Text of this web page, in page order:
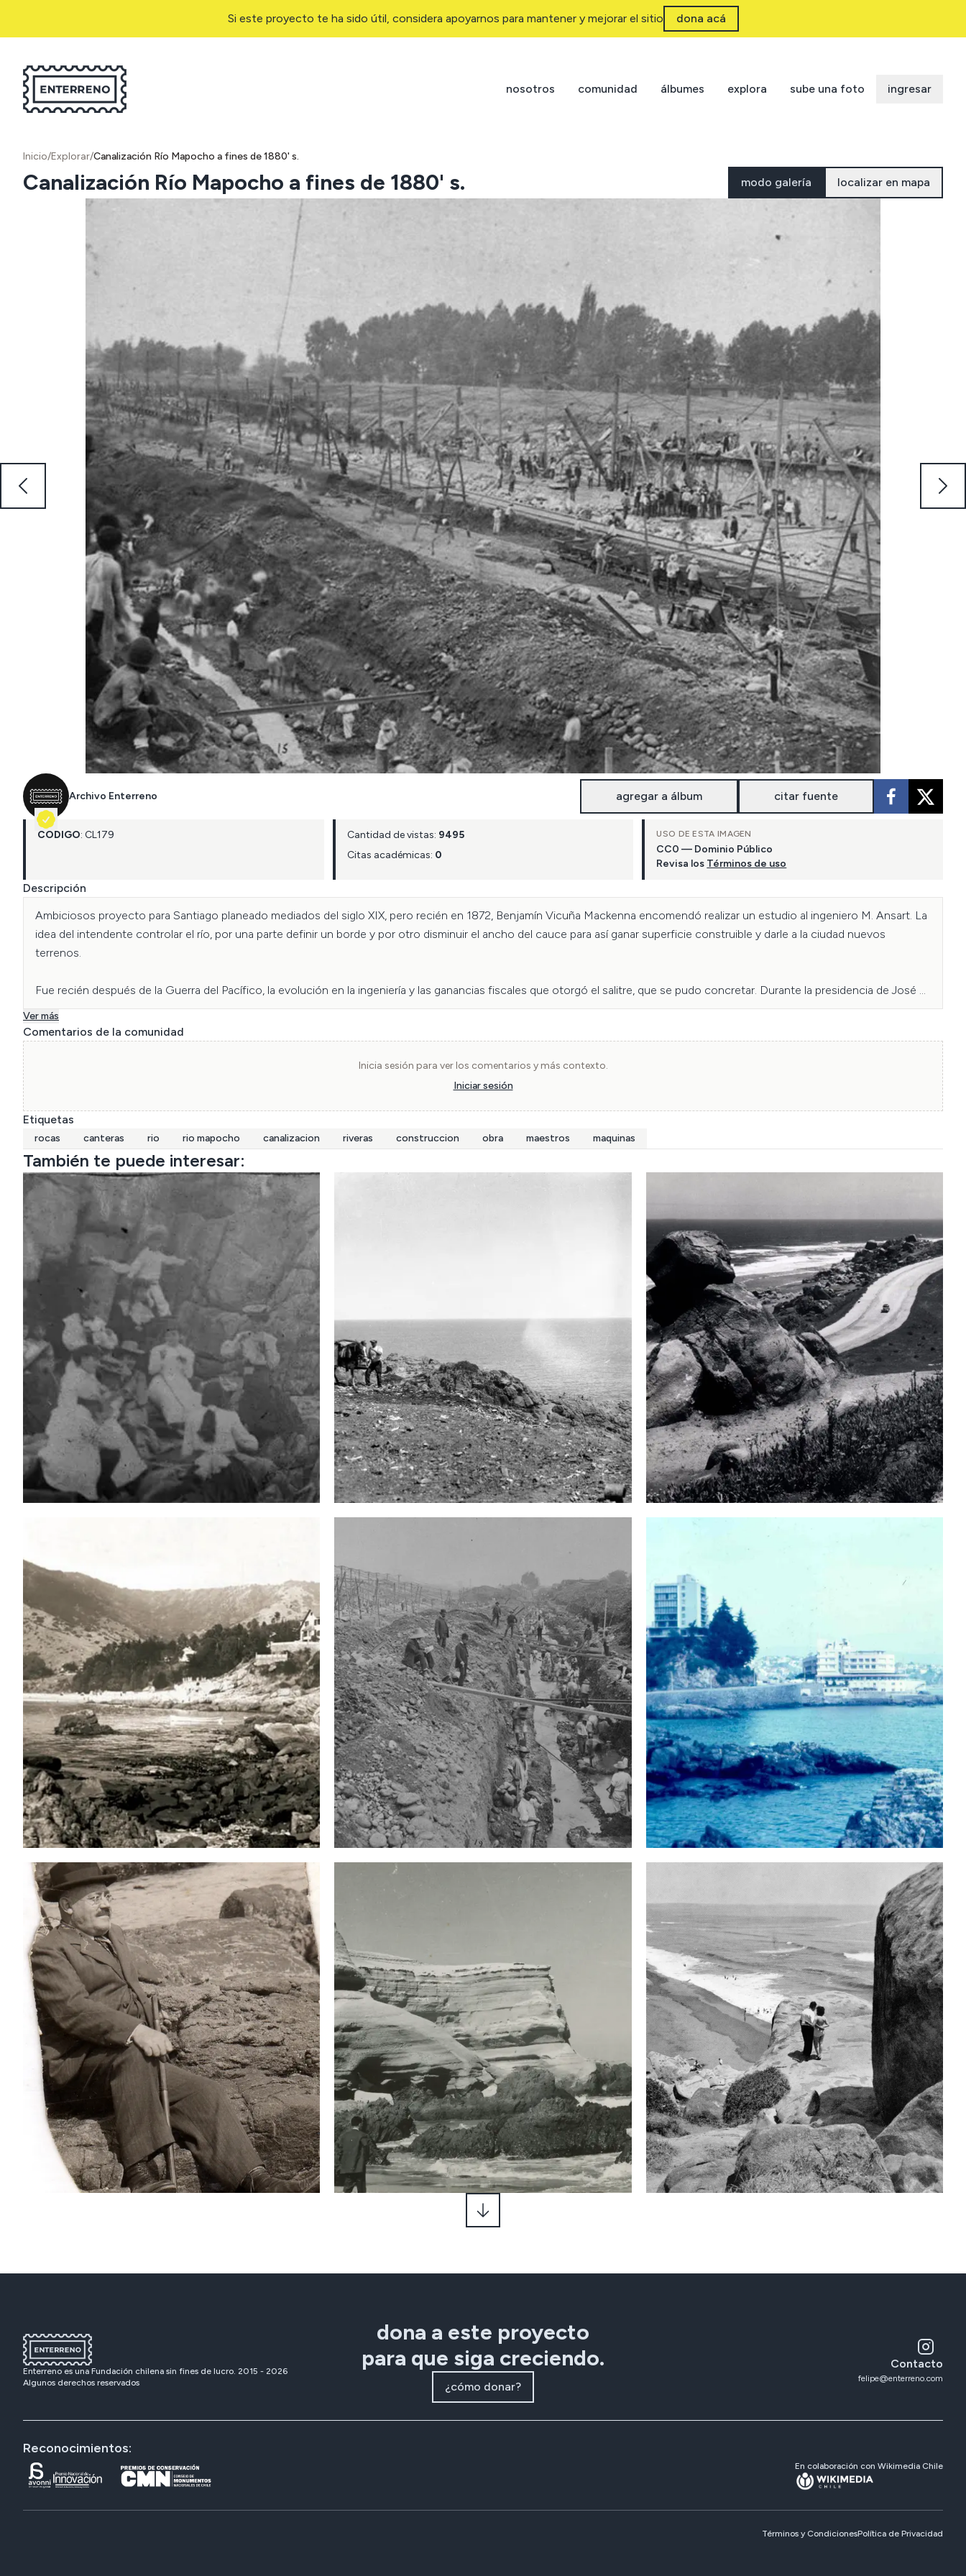
Si este proyecto te ha sido útil, considera apoyarnos para mantener y mejorar el sitio dona acá
nosotros comunidad álbumes explora sube una foto ingresar
Inicio/Explorar/Canalización Río Mapocho a fines de 1880' s.
Canalización Río Mapocho a fines de 1880' s. modo galería localizar en mapa
Archivo Enterreno agregar a álbum citar fuente
CÓDIGO: CL179 Cantidad de vistas: 9495
Citas académicas: 0
USO DE ESTA IMAGEN
CC0 — Dominio Público
Revisa los Términos de uso
Descripción
Ambiciosos proyecto para Santiago planeado mediados del siglo XIX, pero recién en 1872, Benjamín Vicuña Mackenna encomendó realizar un estudio al ingeniero M. Ansart. La
idea del intendente controlar el río, por una parte definir un borde y por otro disminuir el ancho del cauce para así ganar superficie construible y darle a la ciudad nuevos
terrenos.
Fue recién después de la Guerra del Pacífico, la evolución en la ingeniería y las ganancias fiscales que otorgó el salitre, que se pudo concretar. Durante la presidencia de José
Manuel Balmaceda (1886-1891) fue creado el Ministerio de Industria y Obras Públicas, al que se le asignó una parte un gran  presupuesto para canalizar el río.
Esto permitió encauzar las crecidas del torrente durante la época invernal, pero a la vez una mejor conectividad entre la Chimba y Recoleta y el centro y sur de la ciudad, ya que
también comenzaron a construirse puentes de acero en reemplazo de los de madera.
&nbsp;
Archivo Museo Histórico Nacional.
Ver más
Comentarios de la comunidad
Inicia sesión para ver los comentarios y más contexto.
Iniciar sesión
Etiquetas
rocas canteras rio rio mapocho canalizacion riveras construccion obra maestros maquinas
También te puede interesar:
Enterreno es una Fundación chilena sin fines de lucro. 2015 - 2026
Algunos derechos reservados
dona a este proyecto
para que siga creciendo.
¿cómo donar?
Contacto
felipe@enterreno.com
Reconocimientos:
En colaboración con Wikimedia Chile
Términos y CondicionesPolítica de Privacidad